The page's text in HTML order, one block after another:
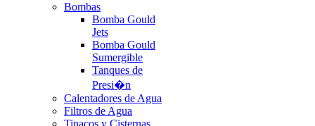
Bombas
Bomba Gould
Jets
Bomba Gould
Sumergible
Tanques de
Presi�n
Calentadores de Agua
Filtros de Agua
Tinacos y Cisternas